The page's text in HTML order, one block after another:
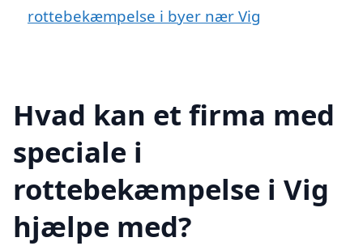
rottebekæmpelse i byer nær Vig
Hvad kan et firma med
speciale i
rottebekæmpelse i Vig
hjælpe med?